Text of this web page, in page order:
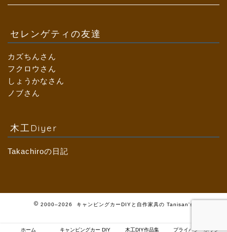
セレンゲティの友達
カズちんさん
フクロウさん
しょうかなさん
ノブさん
木工Diyer
Takachiroの日記
2000–2026 キャンピングカーDIYと自作家具の Tanisan's
ホーム キャンピングカー DIY 木工DIY作品集 プライバシーポリシー